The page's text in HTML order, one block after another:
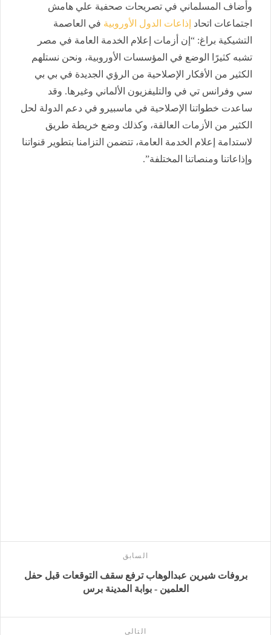
وأضاف المسلماني في تصريحات صحفية علي هامش
اجتماعات اتحاد إذاعات الدول الأوروبية في العاصمة
التشيكية براغ: “إن أزمات إعلام الخدمة العامة في مصر
تشبه كثيرًا الوضع في المؤسسات الأوروبية، ونحن نستلهم
الكثير من الأفكار الإصلاحية من الرؤي الجديدة في بي بي
سي وفرانس تي في والتليفزيون الألماني وغيرها. وقد
ساعدت خطواتنا الإصلاحية في ماسبيرو في دعم الدولة لحل
الكثير من الأزمات العالقة، وكذلك وضع خريطة طريق
لاستدامة إعلام الخدمة العامة، تتضمن التزامنا بتطوير قنواتنا
وإذاعاتنا ومنصاتنا المختلفة”.
السابق
بروفات شيرين عبدالوهاب ترفع سقف التوقعات قبل حفل
العلمين - بوابة المدينة برس
التالى